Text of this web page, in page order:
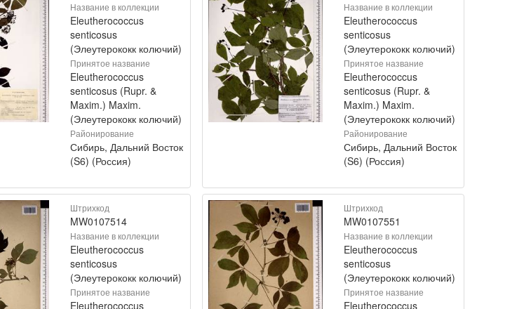
Название в коллекции
Eleutherococcus
senticosus
(Элеутерококк колючий)
Принятое название
Eleutherococcus
senticosus (Rupr. &
Maxim.) Maxim.
(Элеутерококк колючий)
Районирование
Сибирь, Дальний Восток
(S6) (Россия)
Название в коллекции
Eleutherococcus
senticosus
(Элеутерококк колючий)
Принятое название
Eleutherococcus
senticosus (Rupr. &
Maxim.) Maxim.
(Элеутерококк колючий)
Районирование
Сибирь, Дальний Восток
(S6) (Россия)
Штрихкод
MW0107514
Название в коллекции
Eleutherococcus
senticosus
(Элеутерококк колючий)
Принятое название
Eleutherococcus
Штрихкод
MW0107551
Название в коллекции
Eleutherococcus
senticosus
(Элеутерококк колючий)
Принятое название
Eleutherococcus